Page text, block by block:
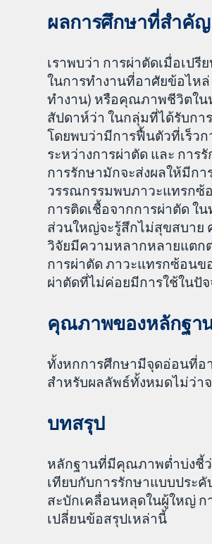
ผลการศึกษาที่สำคัญ
เราพบว่า การผ่าตัดเมื่อเป
ในการทำงานที่อาศัยข้อไห
ทำงาน) หรือคุณภาพชีวิตใน
สัปดาห์ว่า ในกลุ่มที่ได้รับกา
โดยพบว่ามีการฟื้นตัวที่เร็ว
ระหว่างการผ่าตัด และ กา
การรักษามักจะส่งผลให้มีก
วรรณกรรมพบภาวะแทรกซ้
การติดเชื้อจากการผ่าตัด ใ
ส่วนใหญ่จะรู้สึกไม่สุขสบาย
วิจัยมีความหลากหลายแตก
การผ่าตัด ภาวะแทรกซ้อนข
ผ่าตัดที่ไม่ค่อยมีการใช้ในปั
คุณภาพของหลักฐา
ทั้งหกการศึกษามีจุดอ่อนที่อ
สำหรับผลลัพธ์ทั้งหมดไม่ว่
บทสรุป
หลักฐานที่มีคุณภาพต่ำบ่งชี้ว่
เทียบกับการรักษาแบบประ
สะบักเคลื่อนหลุดในผู้ใหญ่
เปลี่ยนข้อสรุปเหล่านี้